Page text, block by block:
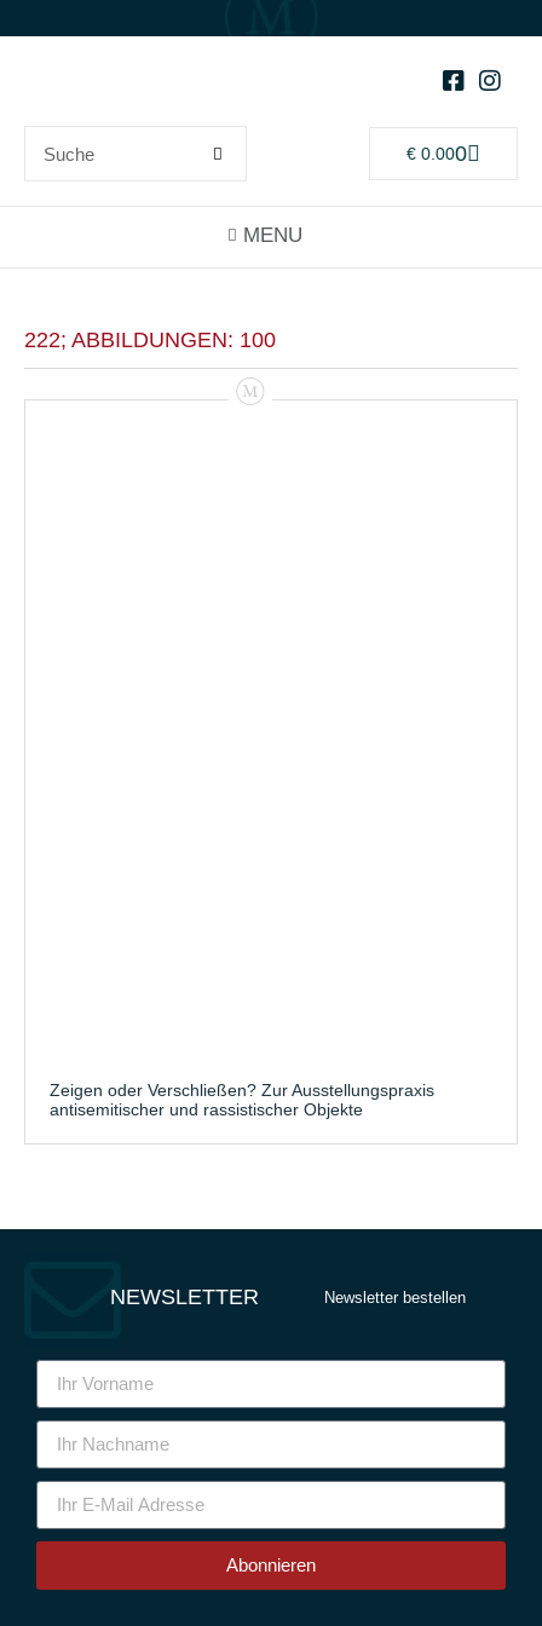
€0.000
222; ABBILDUNGEN: 100
Zeigen oder Verschließen? Zur Ausstellungspraxis
antisemitischer und rassistischer Objekte
NEWSLETTER Newsletter bestellen
Abonnieren